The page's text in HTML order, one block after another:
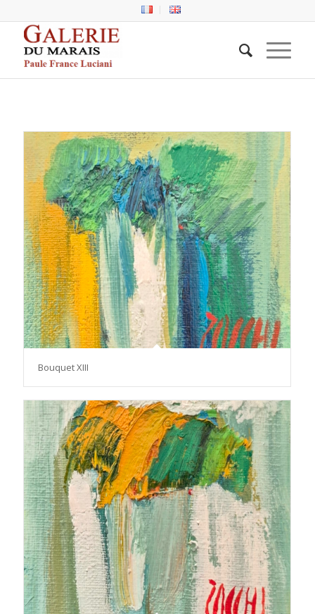
Bouquet XIII